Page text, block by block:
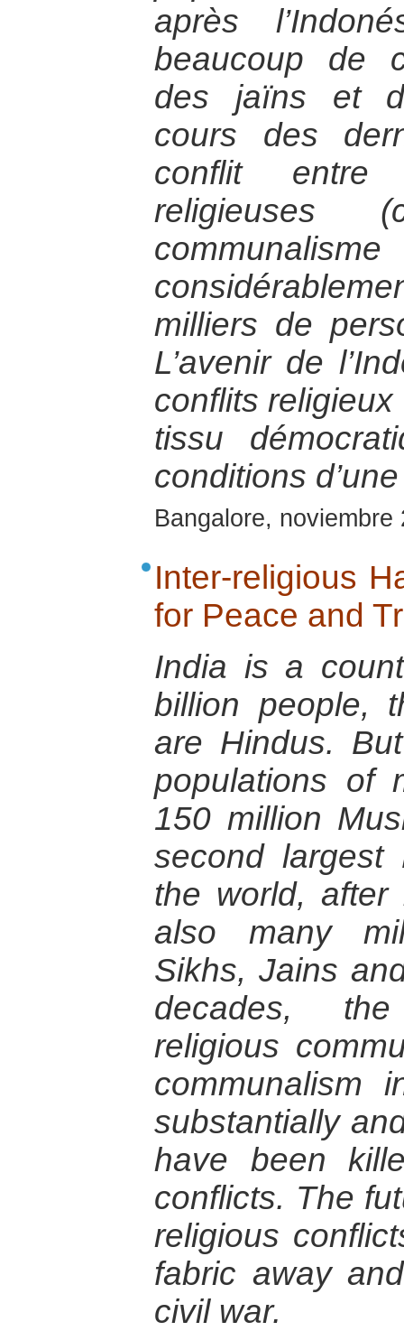
après
beaucoup de
des jaïns et
cours des
conflit entre
religieuses
milliers de
L’avenir de
conflits
tissu
conditions
Bangalore, noviembre
Inter-religious
for Peace and
India is a
billion people,
are Hindus.
populations of
150 million
second largest
the world, after
also many
Sikhs, Jains
decades,
religious
communalism
substantially
have been
conflicts. The
religious
fabric away
civil war.